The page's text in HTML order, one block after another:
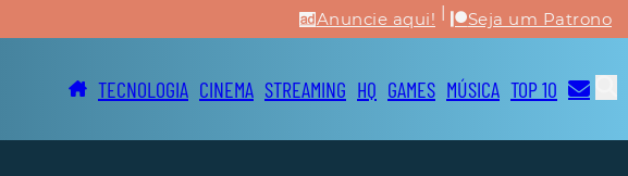
Anuncie aqui! | Seja um Patrono
TECNOLOGIA CINEMA STREAMING HQ GAMES MÚSICA TOP 10